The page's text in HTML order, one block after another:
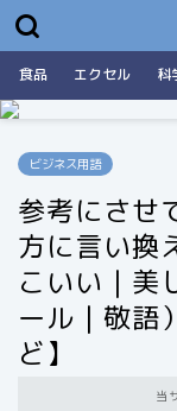
食品 エクセル 科
ビジネス用語
参考にさせ
方に言い換
こいい｜美
ール｜敬語
ど】
当